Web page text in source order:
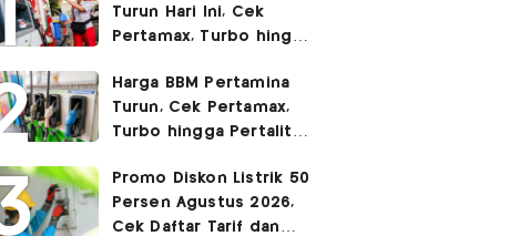
Turun Hari Ini, Cek
Pertamax, Turbo hingga
2026
Harga BBM Pertamina
Turun, Cek Pertamax,
Turbo hingga Pertalite
Promo Diskon Listrik 50
Persen Agustus 2026,
Cek Daftar Tarif dan